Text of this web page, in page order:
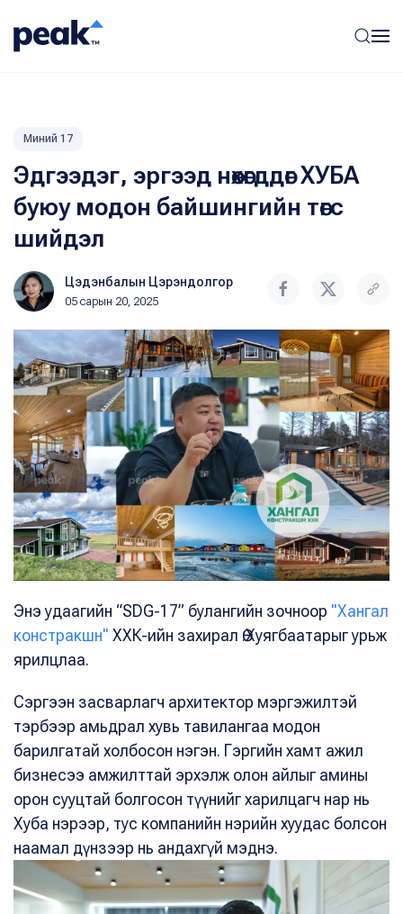
Миний 17
Эдгээдэг, эргээд нөхөгддөг ХУБА
буюу модон байшингийн төгс
шийдэл
Цэдэнбалын Цэрэндолгор
05 сарын 20, 2025
Энэ удаагийн “SDG-17” булангийн зочноор "Хангал
констракшн" ХХК-ийн захирал Ө.Хуягбаатарыг урьж
ярилцлаа.
Сэргээн засварлагч архитектор мэргэжилтэй
тэрбээр амьдрал хувь тавилангаа модон
барилгатай холбосон нэгэн. Гэргийн хамт ажил
бизнесээ амжилттай эрхэлж олон айлыг амины
орон сууцтай болгосон түүнийг харилцагч нар нь
Хуба нэрээр, тус компанийн нэрийн хуудас болсон
наамал дүнзээр нь андахгүй мэднэ.